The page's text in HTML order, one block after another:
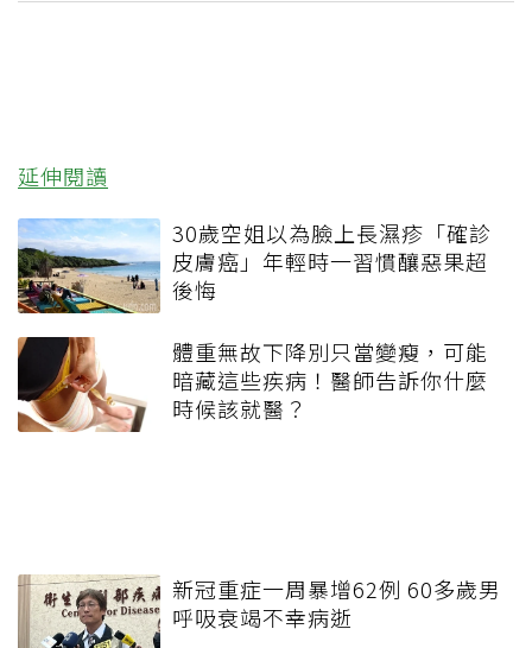
延伸閱讀
30歲空姐以為臉上長濕疹「確診
皮膚癌」年輕時一習慣釀惡果超
後悔
體重無故下降別只當變瘦，可能
暗藏這些疾病！醫師告訴你什麼
時候該就醫？
新冠重症一周暴增62例 60多歲男
呼吸衰竭不幸病逝